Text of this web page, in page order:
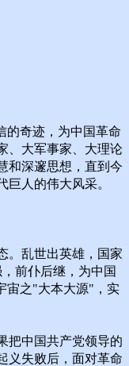
的奇迹，为中国革命
、大军事家、大理论
和深邃思想，直到今
人的伟大风采。
。乱世出英雄，国家
前仆后继，为中国
宙之"大本大源"，实
把中国共产党领导的
义失败后，面对革命